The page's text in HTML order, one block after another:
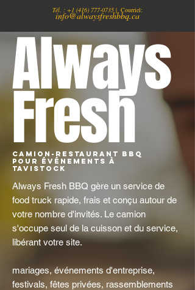
Tél. : +1 (416) 777-0735 | Courriel:
info@alwaysfreshbbq.ca
Always
Fresh
Camion-restaurant BBQ
pour événements à
Tavistock
Always Fresh BBQ gère un service de
food truck rapide, frais et conçu autour de
votre nombre d'invités. Le camion
s'occupe seul de la cuisson et du service,
libérant votre site.
mariages, événements d'entreprise,
festivals, fêtes privées, rassemblements